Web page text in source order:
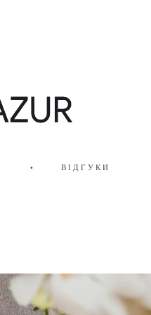
• ВІДГУКИ